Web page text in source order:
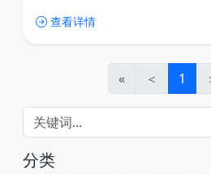
Mobile之后加入了“GoGo”。
查看详情
« ＜ 1
分类